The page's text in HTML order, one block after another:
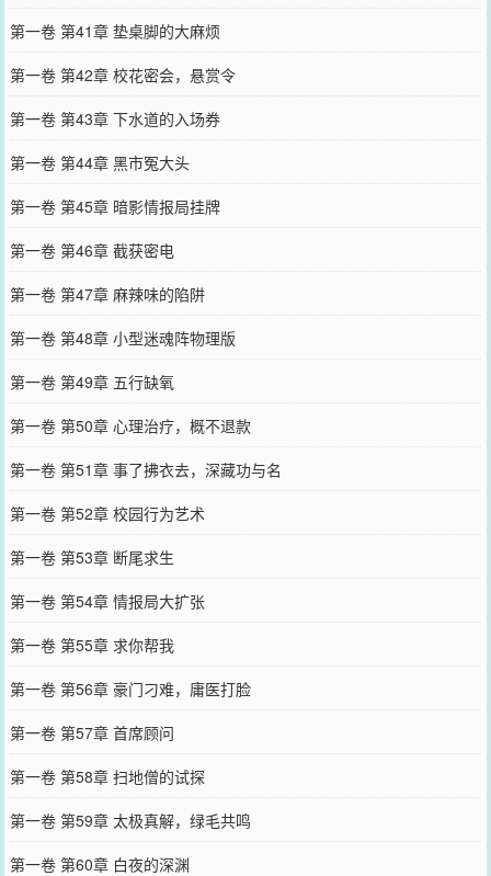
第一卷 第41章 垫桌脚的大麻烦
第一卷 第42章 校花密会，悬赏令
第一卷 第43章 下水道的入场券
第一卷 第44章 黑市冤大头
第一卷 第45章 暗影情报局挂牌
第一卷 第46章 截获密电
第一卷 第47章 麻辣味的陷阱
第一卷 第48章 小型迷魂阵物理版
第一卷 第49章 五行缺氧
第一卷 第50章 心理治疗，概不退款
第一卷 第51章 事了拂衣去，深藏功与名
第一卷 第52章 校园行为艺术
第一卷 第53章 断尾求生
第一卷 第54章 情报局大扩张
第一卷 第55章 求你帮我
第一卷 第56章 豪门刁难，庸医打脸
第一卷 第57章 首席顾问
第一卷 第58章 扫地僧的试探
第一卷 第59章 太极真解，绿毛共鸣
第一卷 第60章 白夜的深渊